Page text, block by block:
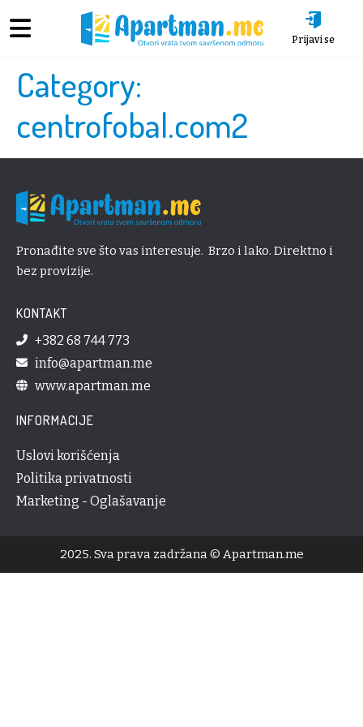
Prijavi se
Category:
centrofobal.com2
Pronađite sve što vas interesuje. Brzo i lako. Direktno i
bez provizije.
KONTAKT
+382 68 744 773
info@apartman.me
www.apartman.me
INFORMACIJE
Uslovi korišćenja
Politika privatnosti
Marketing - Oglašavanje
2025. Sva prava zadržana © Apartman.me